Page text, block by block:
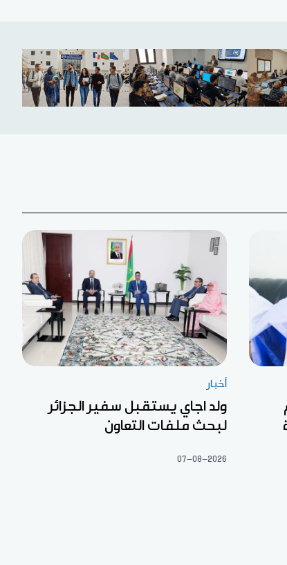
أخبار
ولد اجاي يستقبل سفير الجزائر
لبحث ملفات التعاون
07-08-2026